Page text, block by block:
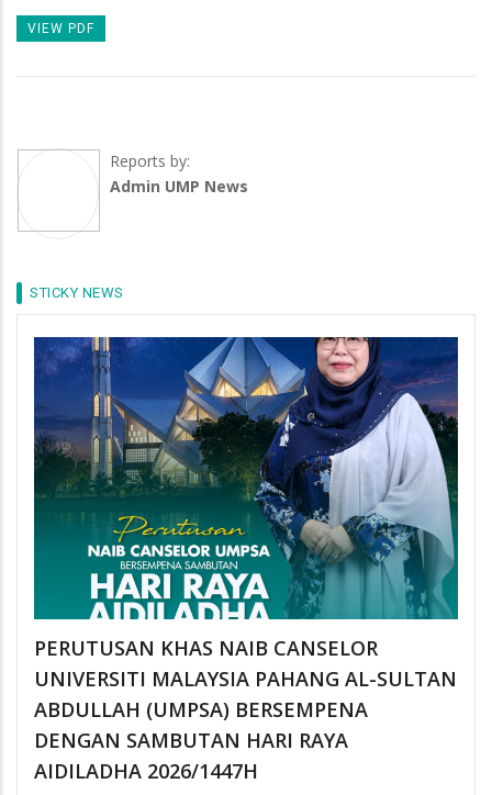
VIEW PDF
Reports by:
Admin UMP News
STICKY NEWS
PERUTUSAN KHAS NAIB CANSELOR
UNIVERSITI MALAYSIA PAHANG AL-SULTAN
ABDULLAH (UMPSA) BERSEMPENA
DENGAN SAMBUTAN HARI RAYA
AIDILADHA 2026/1447H